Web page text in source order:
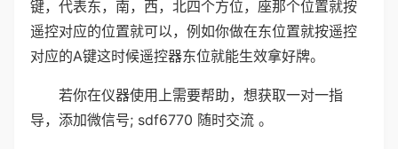
键，代表东，南，西，北四个方位，座那个位置就按
遥控对应的位置就可以，例如你做在东位置就按遥控
对应的A键这时候遥控器东位就能生效拿好牌。
若你在仪器使用上需要帮助，想获取一对一指
导，添加微信号; sdf6770 随时交流 。